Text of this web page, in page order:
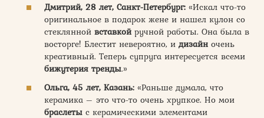
Дмитрий, 28 лет, Санкт-Петербург: «Искал что-то
оригинальное в подарок жене и нашел кулон со
стеклянной вставкойручной работы. Она была в
восторге! Блестит невероятно, и дизайн очень
креативный. Теперь супруга интересуется всеми
бижутерия тренды.»
Ольга, 45 лет, Казань: «Раньше думала, что
керамика – это что-то очень хрупкое. Но мои
браслеты с керамическими элементами